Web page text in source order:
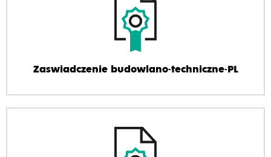
Zaswiadczenie budowlano-techniczne-PL